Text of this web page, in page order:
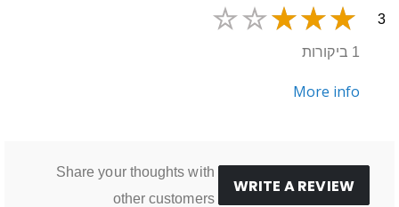
3
1 ביקורות
More info
WRITE A REVIEW
Share your thoughts with
other customers